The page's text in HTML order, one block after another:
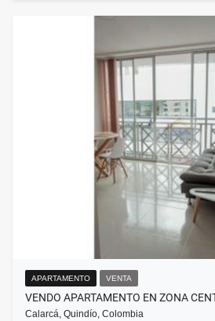
APARTAMENTO VENTA
VENDO APARTAMENTO EN ZONA
Calarcá, Quindío, Colombia